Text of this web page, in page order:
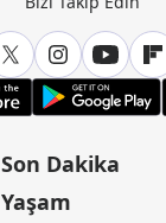
Son Dakika
Yaşam